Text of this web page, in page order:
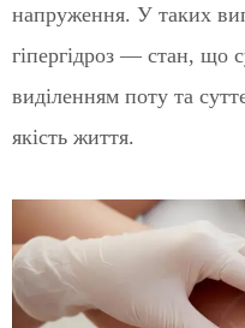
напруження. У таких
гіпергідроз — стан, що
виділенням поту та
якість життя.